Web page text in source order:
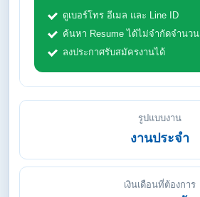
ดูเบอร์โทร อีเมล และ Line ID
ค้นหา Resume ได้ไม่จำกัดจำนวน
ลงประกาศรับสมัครงานได้
รูปแบบงาน
งานประจำ
เงินเดือนที่ต้องการ